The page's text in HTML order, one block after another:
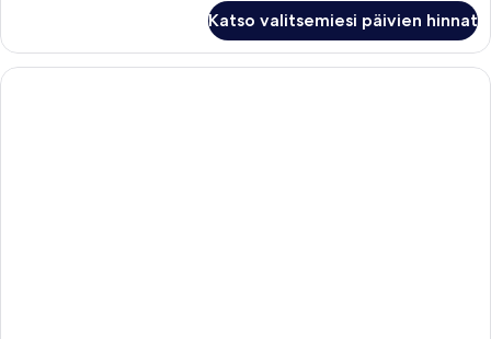
1
yhden
hengen
Katso valitsemiesi päivien hinnat